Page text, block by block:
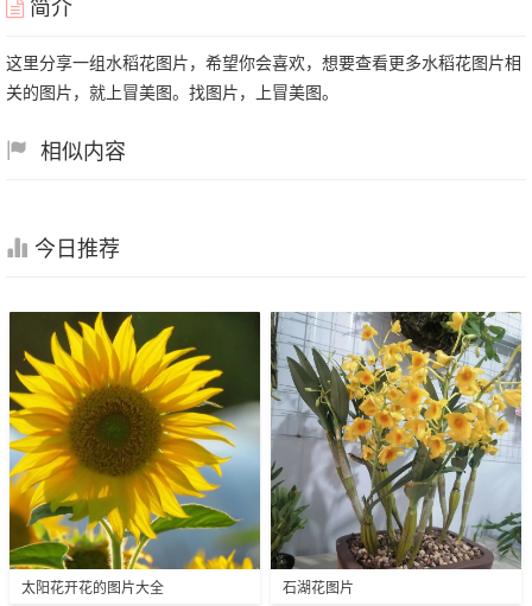
简介
这里分享一组水稻花图片，希望你会喜欢，想要查看更多水稻花图片相
关的图片，就上冒美图。找图片，上冒美图。
相似内容
今日推荐
太阳花开花的图片大全 石湖花图片